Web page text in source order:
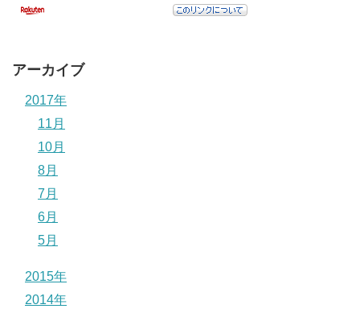
アーカイブ
2017年
11月
10月
8月
7月
6月
5月
2015年
2014年